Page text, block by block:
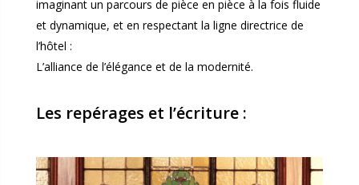
imaginant un parcours de pièce en pièce à la fois fluide
et dynamique, et en respectant la ligne directrice de
l’hôtel :
L’alliance de l’élégance et de la modernité.
Les repérages et l’écriture :